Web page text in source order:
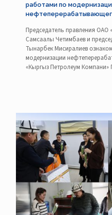
работами по
Председатель правления ОАО
Самсаалы Четимбаев и
Тынарбек Мисиралиев
модернизации
«Кыргыз Петролеум Компани»